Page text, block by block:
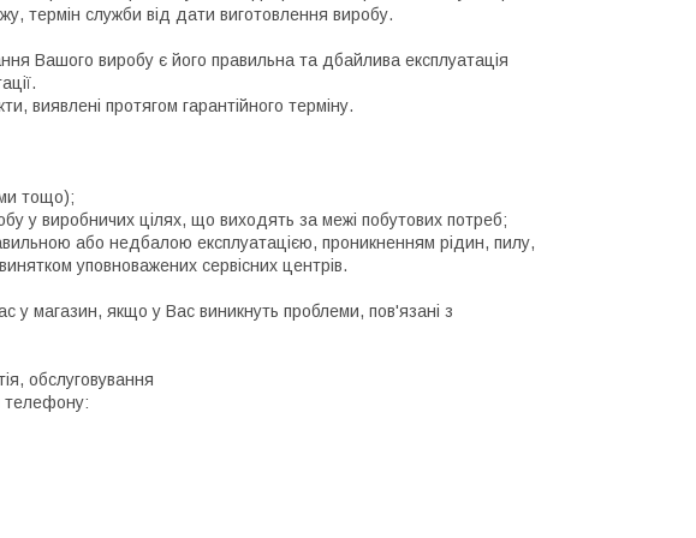
термін служби від дати виготовлення виробу.
Вашого виробу є його правильна та дбайлива експлуатація
виявлені протягом гарантійного терміну.
тощо);
у виробничих цілях, що виходять за межі побутових потреб;
або недбалою експлуатацією, проникненням рідин, пилу,
уповноважених сервісних центрів.
у магазин, якщо у Вас виникнуть проблеми, пов'язані з
обслуговування
телефону: